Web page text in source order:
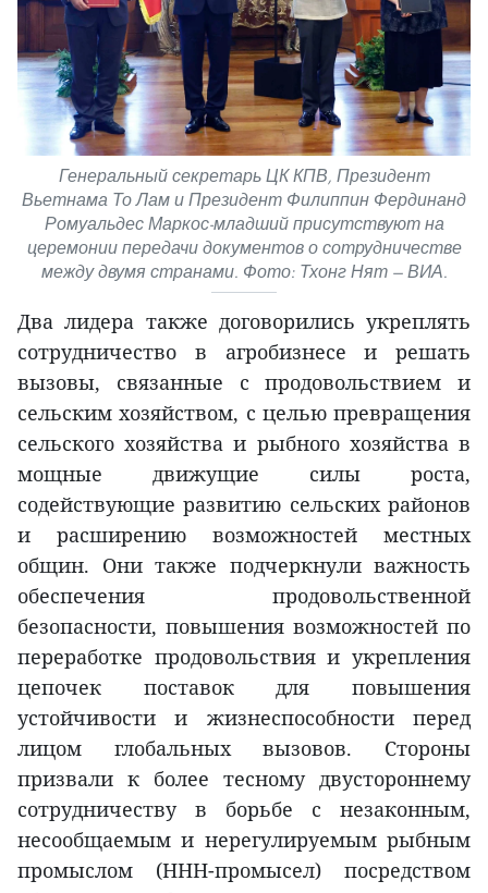
Генеральный секретарь ЦК КПВ, Президент
Вьетнама То Лам и Президент Филиппин Фердинанд
Ромуальдес Маркос-младший присутствуют на
церемонии передачи документов о сотрудничестве
между двумя странами. Фото: Тхонг Нят — ВИА.
Два лидера также договорились укреплять
сотрудничество в агробизнесе и решать
вызовы, связанные с продовольствием и
сельским хозяйством, с целью превращения
сельского хозяйства и рыбного хозяйства в
мощные движущие силы роста,
содействующие развитию сельских районов
и расширению возможностей местных
общин. Они также подчеркнули важность
обеспечения продовольственной
безопасности, повышения возможностей по
переработке продовольствия и укрепления
цепочек поставок для повышения
устойчивости и жизнеспособности перед
лицом глобальных вызовов. Стороны
призвали к более тесному двустороннему
сотрудничеству в борьбе с незаконным,
несообщаемым и нерегулируемым рыбным
промыслом (ННН-промысел) посредством